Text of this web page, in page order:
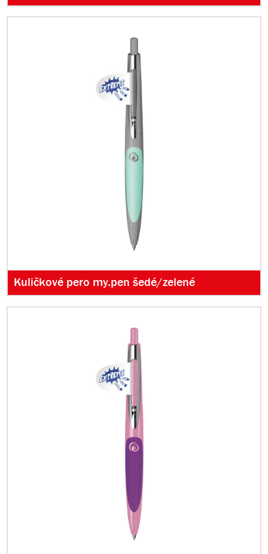
Kuličkové pero my.pen šedé/zelené